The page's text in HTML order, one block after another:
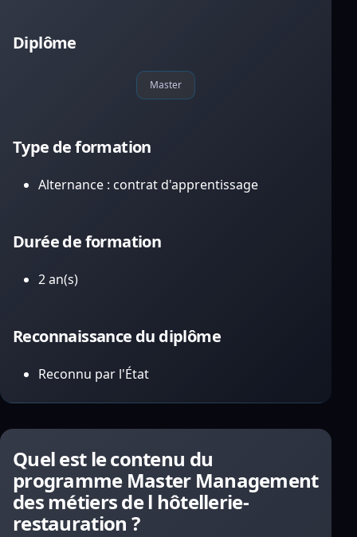
Diplôme
Master
Type de formation
Alternance : contrat d'apprentissage
Durée de formation
2 an(s)
Reconnaissance du diplôme
Reconnu par l'État
Quel est le contenu du
programme Master Management
des métiers de l hôtellerie-
restauration ?